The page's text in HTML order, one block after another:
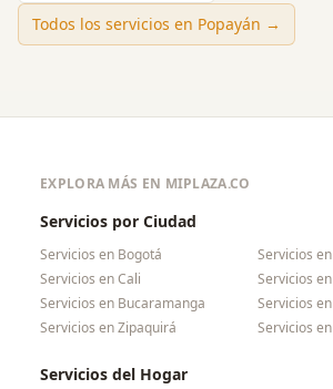
Todos los servicios en Popayán →
EXPLORA MÁS EN MIPLAZA.CO
Servicios por Ciudad
Servicios en Bogotá Servicios en
Servicios enCali Servicios en
Servicios en Bucaramanga Servicios en
Servicios enZipaquirá Servicios en
Servicios del Hogar